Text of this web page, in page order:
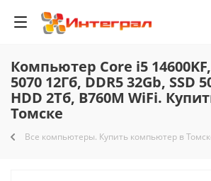
Компьютер Core i5
5070 12Гб, DDR5 32Gb, SSD
HDD 2Тб, B760M WiFi.
Томске
Все компьютеры. Купить компьютер в